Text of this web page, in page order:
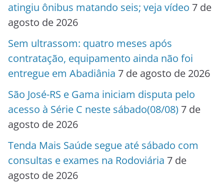
atingiu ônibus matando seis; veja vídeo 7 de
agosto de 2026
Sem ultrassom: quatro meses após
contratação, equipamento ainda não foi
entregue em Abadiânia 7 de agosto de 2026
São José-RS e Gama iniciam disputa pelo
acesso à Série C neste sábado(08/08) 7 de
agosto de 2026
Tenda Mais Saúde segue até sábado com
consultas e exames na Rodoviária 7 de
agosto de 2026